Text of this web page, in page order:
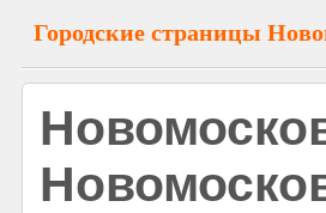
Городские страницы